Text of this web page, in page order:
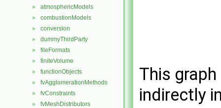
► atmosphericModels
► combustionModels
► conversion
► dummyThirdParty
► fileFormats
► finiteVolume
► functionObjects
► fvAgglomerationMethods
► fvConstraints
► fvMeshDistributors
This
indirectly